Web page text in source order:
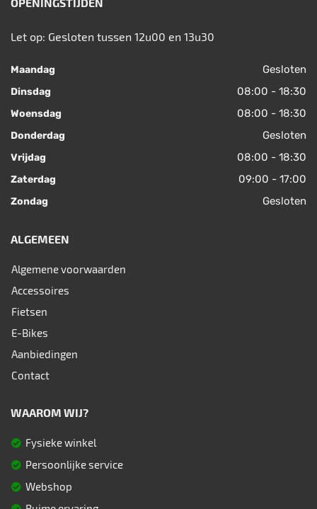
Let op: Gesloten tussen 12u00 en 13u30
Maandag Gesloten
Dinsdag 08:00 - 18:30
Woensdag 08:00 - 18:30
Donderdag Gesloten
Vrijdag 08:00 - 18:30
Zaterdag 09:00 - 17:00
Zondag Gesloten
ALGEMEEN
Algemene voorwaarden
Accessoires
Fietsen
E-Bikes
Aanbiedingen
Contact
WAAROM WIJ?
Fysieke winkel
Persoonlijke service
Webshop